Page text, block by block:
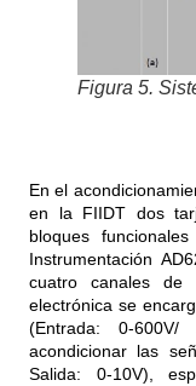
Figura 5.
En el
en la FIIDT dos
bloques
Instrumentación
cuatro canales de
electrónica se
(Entrada: 0-
acondicionar las
Salida: 0-10V),